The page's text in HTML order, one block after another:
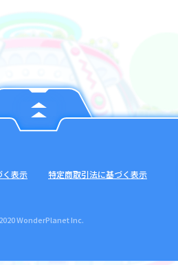
く表示 特定商取引法に基づく表示
WonderPlanet Inc.